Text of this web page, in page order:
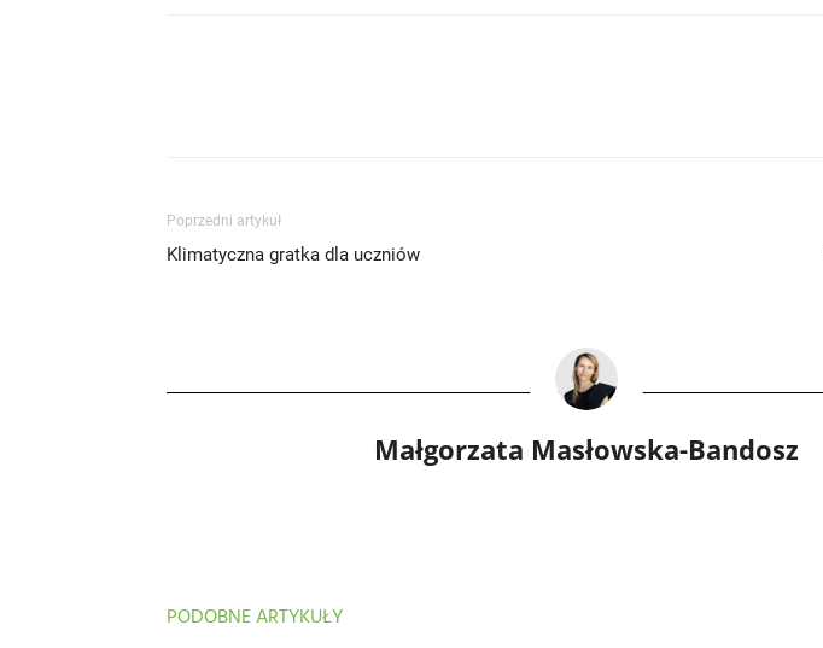
Poprzedni artykuł
Klimatyczna gratka dla uczniów
Małgorzata Masłowska-Bandosz
PODOBNE ARTYKUŁY